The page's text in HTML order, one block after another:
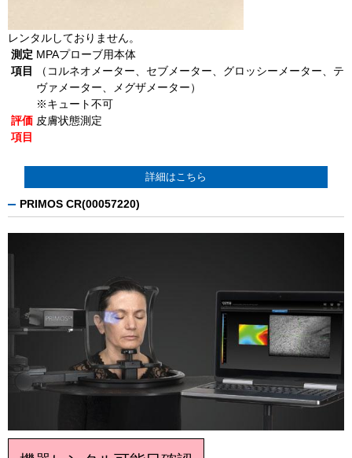
レンタルしておりません。
測定
項目
MPAプローブ用本体
（コルネオメーター、セブメーター、グロッシーメーター、テ
ヴァメーター、メグザメーター）
※キュート不可
評価
項目
皮膚状態測定
詳細はこちら
PRIMOS CR(00057220)